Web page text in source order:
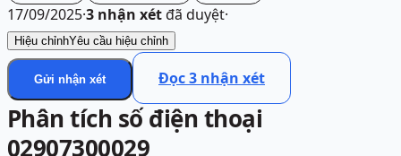
17/09/2025·3 nhận xétđã duyệt·
Hiệu chỉnhYêu cầu hiệu chỉnh
Gửi nhận xét Đọc3 nhận xét
Phân tích số điện thoại
02907300029